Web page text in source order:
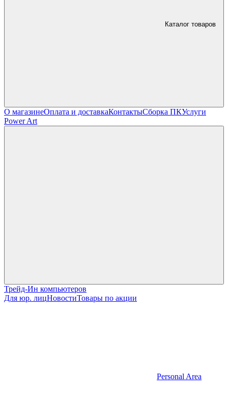
Каталог товаров
О магазинеОплата и доставкаКонтактыСборка ПКУслуги
Power Art
Трейд-Ин компьютеров
Для юр. лицНовостиТовары по акции
Personal Area